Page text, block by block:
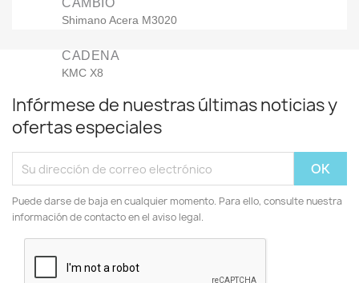
CAMBIO
Shimano Acera M3020
CADENA
KMC X8
GUIACADENA
Orbea Junior Chainguide
COCKPIT
MANILLAR
Orbea Alu integrated cockpit 540mm
Infórmese de nuestras últimas noticias y
ofertas especiales
Puede darse de baja en cualquier momento. Para ello, consulte nuestra
información de contacto en el aviso legal.